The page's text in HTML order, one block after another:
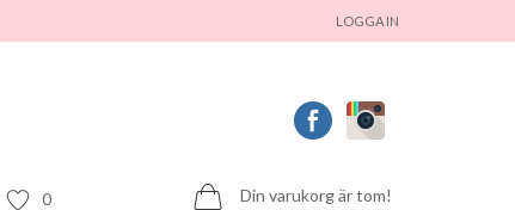
LOGGA IN
Din varukorg är tom!
0